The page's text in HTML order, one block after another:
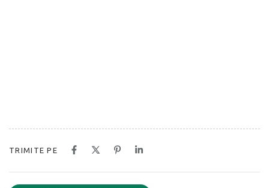
TRIMITE PE